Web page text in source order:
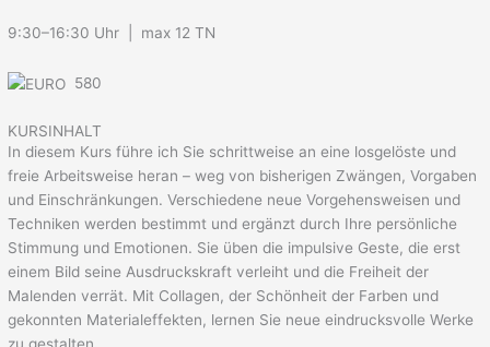
9:30–16:30 Uhr | max 12 TN
580
KURSINHALT
In diesem Kurs führe ich Sie schrittweise an eine losgelöste und
freie Arbeitsweise heran – weg von bisherigen Zwängen, Vorgaben
und Einschränkungen. Verschiedene neue Vorgehensweisen und
Techniken werden bestimmt und ergänzt durch Ihre persönliche
Stimmung und Emotionen. Sie üben die impulsive Geste, die erst
einem Bild seine Ausdruckskraft verleiht und die Freiheit der
Malenden verrät. Mit Collagen, der Schönheit der Farben und
gekonnten Materialeffekten, lernen Sie neue eindrucksvolle Werke